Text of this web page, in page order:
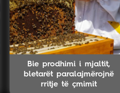
Bie prodhimi i mjaltit,
bletarët paralajmërojnë
rritje të çmimit